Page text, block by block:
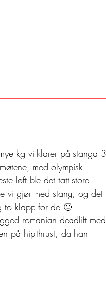
kg vi klarer på stanga 3
med olympisk
løft ble det tatt store
vi gjør med stang, og det
to klapp for de 🙂
romanian deadlift med
på hip-thrust, da han